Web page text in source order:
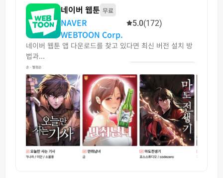
네이버 웹툰 무료
NAVER
WEBTOON Corp.
5.0(172)
네이버 웹툰 앱 다운로드를 찾고 있다면 최신 버전 설치 방
법과...